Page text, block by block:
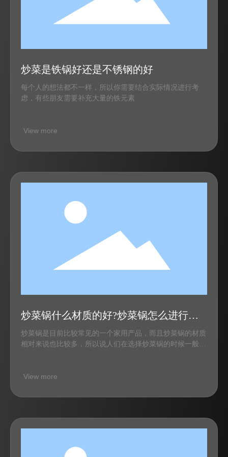
炒菜是铁锅好还是不锈钢的好
每个人的想法都不一样，所以你需要结合实际情况进行考
虑，有些朋友需要补充大量的铁元素
View more
炒菜锅什么材质的好?炒菜锅怎么进行选
炒菜锅是目前比较常见的一个家用产品，而且炒菜锅的材质
相对来说也比较多，所以说人们在选择炒菜锅的时候一般材
View more